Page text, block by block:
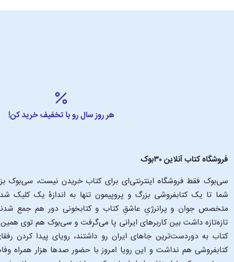
هر روز سال رو با تخفیف خرید کن!
فروشگاه کتاب آنلاین ۳۰بوک
سی‌بوک فقط فروشگاه اینترنتی‌ای برای کتاب خریدن نیست، سی‌بوک
متخصص جوان و پرانرژیِ عاشقِ کتاب و کتابخونی دور هم جمع
تازه‌تازه داشت بین کاربرهای ایرانی پا می‌گرفت و سی‌بوک هم توی
کتاب به دوردست‌ترین جاهای ایران رو داشتند، رویای پیدا کردن
کتابفروشی هم نداشت و این رویا امروز با حضور صدها هزار همراه